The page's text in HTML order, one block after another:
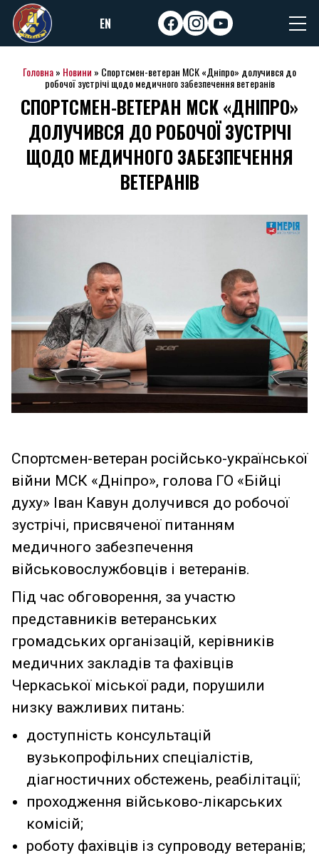
Skip
to
content
EN facebookinstagram
youtube
Головна» Новини » Спортсмен-ветеран МСК «Дніпро» долучився до
робочої зустрічі щодо медичного забезпечення ветеранів
СПОРТСМЕН-ВЕТЕРАН МСК «ДНІПРО»
ДОЛУЧИВСЯ ДО РОБОЧОЇ ЗУСТРІЧІ
ЩОДО МЕДИЧНОГО ЗАБЕЗПЕЧЕННЯ
ВЕТЕРАНІВ
Спортсмен-ветеран російсько-української
війни МСК «Дніпро», голова ГО «Бійці
духу» Іван Кавун долучився до робочої
зустрічі, присвяченої питанням
медичного забезпечення
військовослужбовців і ветеранів.
Під час обговорення, за участю
представників ветеранських
громадських організацій, керівників
медичних закладів та фахівців
Черкаської міської ради, порушили
низку важливих питань:
доступність консультацій
вузькопрофільних спеціалістів,
діагностичних обстежень, реабілітації;
проходження військово-лікарських
комісій;
роботу фахівців із супроводу ветеранів;